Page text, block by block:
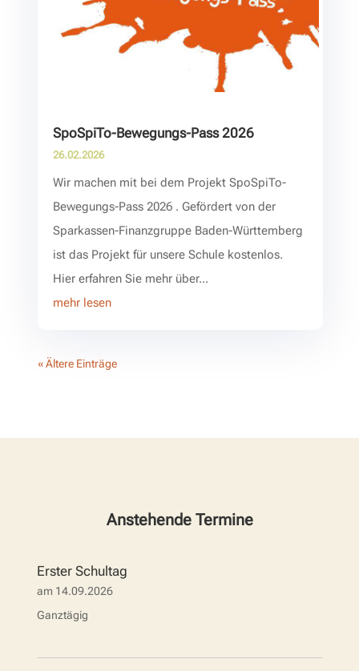
SpoSpiTo-Bewegungs-Pass 2026
26.02.2026
Wir machen mit bei dem Projekt SpoSpiTo-
Bewegungs-Pass 2026 . Gefördert von der
Sparkassen-Finanzgruppe Baden-Württemberg
ist das Projekt für unsere Schule kostenlos.
Hier erfahren Sie mehr über...
mehr lesen
« Ältere Einträge
Anstehende Termine
Erster Schultag
am 14.09.2026
Ganztägig